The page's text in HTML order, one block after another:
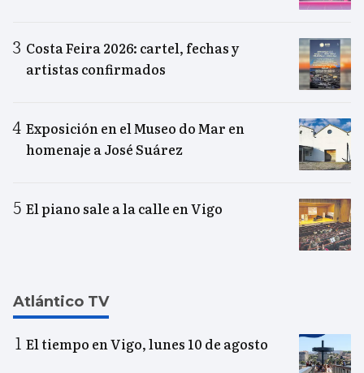
Costa Feira 2026: cartel, fechas y
artistas confirmados
Exposición en el Museo do Mar en
homenaje a José Suárez
El piano sale a la calle en Vigo
Atlántico TV
El tiempo en Vigo, lunes 10 de agosto